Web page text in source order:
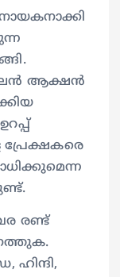
ആക്ഷൻ
രണ്ട്
ഹിന്ദി,